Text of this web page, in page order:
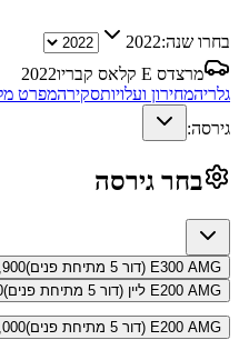
בחרו שנה:2022
מרצדס E קלאס קבריו
2022
גלריהמחירון ועלויותסקירהמפרט
גירסה:
בחר גירסה
E300 AMG (דור 5 מתיחת פנים)
E200 AMG ליין (דור 5 מתיחת פנים)
E200 AMG (דור 5 מתיחת פנים)